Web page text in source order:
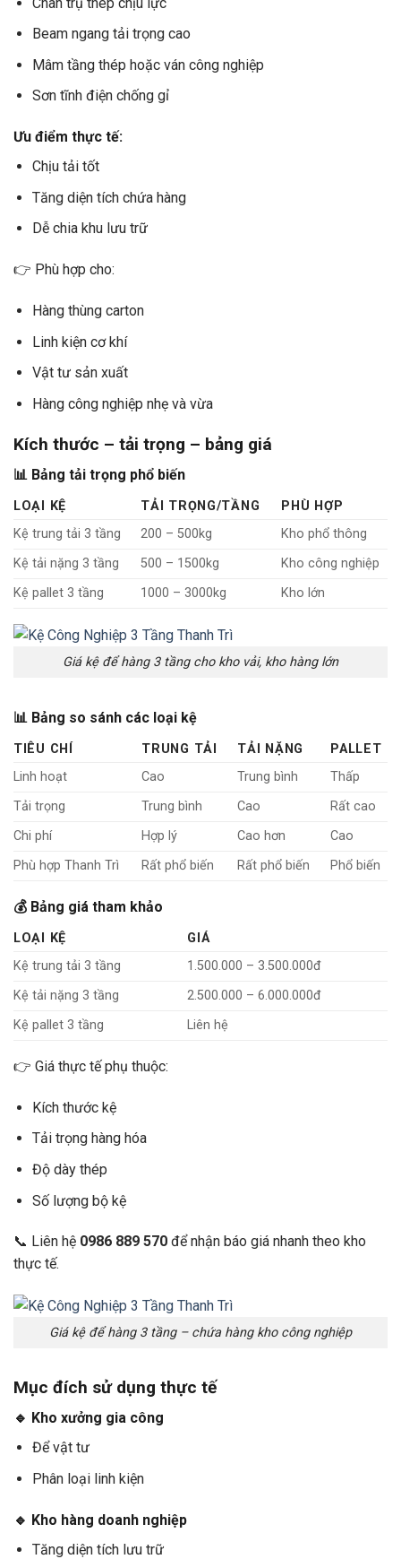
Beam ngang tải trọng cao
Mâm tầng thép hoặc ván công nghiệp
Sơn tĩnh điện chống gỉ
Ưu điểm thực tế:
Chịu tải tốt
Tăng diện tích chứa hàng
Dễ chia khu lưu trữ
👉 Phù hợp cho:
Hàng thùng carton
Linh kiện cơ khí
Vật tư sản xuất
Hàng công nghiệp nhẹ và vừa
Kích thước – tải trọng – bảng giá
📊 Bảng tải trọng phổ biến
LOẠI KỆ TẢI TRỌNG/TẦNG
PHÙ HỢP
Kệ trung tải 3 tầng
200 – 500kg
Kho phổ thông
Kệ tải nặng 3 tầng
500 – 1500kg
Kho công nghiệp
Kệ pallet 3 tầng
1000 – 3000kg Kho lớn
Giá kệ để hàng 3 tầng cho kho vải, kho hàng lớn
📊 Bảng so sánh các loại kệ
TIÊU CHÍ TRUNG TẢI TẢI NẶNG
PALLET
Linh hoạt
Cao Trung bình
Thấp
Tải trọng
Trung bình Cao
Rất cao
Chi phí
Hợp lý Cao hơn
Cao
Phù hợp Thanh Trì
Rất phổ biến Rất phổ biến Phổ biến
💰 Bảng giá tham khảo
LOẠI KỆ
GIÁ
Kệ trung tải 3 tầng
1.500.000 – 3.500.000đ
Kệ tải nặng 3 tầng
2.500.000 – 6.000.000đ
Kệ pallet 3 tầng
Liên hệ
👉 Giá thực tế phụ thuộc:
Kích thước kệ
Tải trọng hàng hóa
Độ dày thép
Số lượng bộ kệ
📞 Liên hệ 0986 889 570 để nhận báo giá nhanh theo kho
thực tế.
Giá kệ để hàng 3 tầng – chứa hàng kho công nghiệp
Mục đích sử dụng thực tế
🔹 Kho xưởng gia công
Để vật tư
Phân loại linh kiện
🔹 Kho hàng doanh nghiệp
Tăng diện tích lưu trữ